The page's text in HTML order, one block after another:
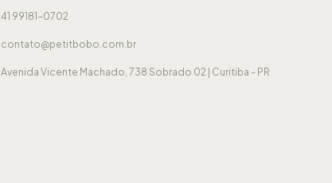
41 99181-0702
contato@petitbobo.com.br
Avenida Vicente Machado, 738 Sobrado 02 | Curitiba - PR